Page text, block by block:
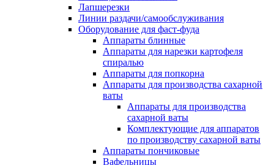
Лапшерезки
Линии раздачи/самообслуживания
Оборудование для фаст-фуда
Аппараты блинные
Аппараты для нарезки картофеля
спиралью
Аппараты для попкорна
Аппараты для производства сахарной
ваты
Аппараты для производства
сахарной ваты
Комплектующие для аппаратов
по производству сахарной ваты
Аппараты пончиковые
Вафельницы